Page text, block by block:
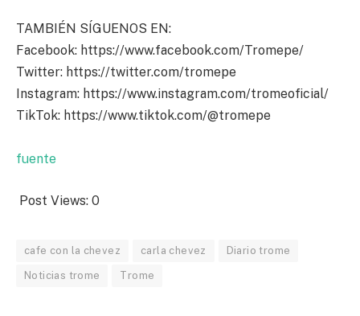
TAMBIÉN SÍGUENOS EN:
Facebook: https://www.facebook.com/Tromepe/
Twitter: https://twitter.com/tromepe
Instagram: https://www.instagram.com/tromeoficial/
TikTok: https://www.tiktok.com/@tromepe
fuente
Post Views: 0
cafe con la chevez carla chevez Diario trome
Noticias trome Trome